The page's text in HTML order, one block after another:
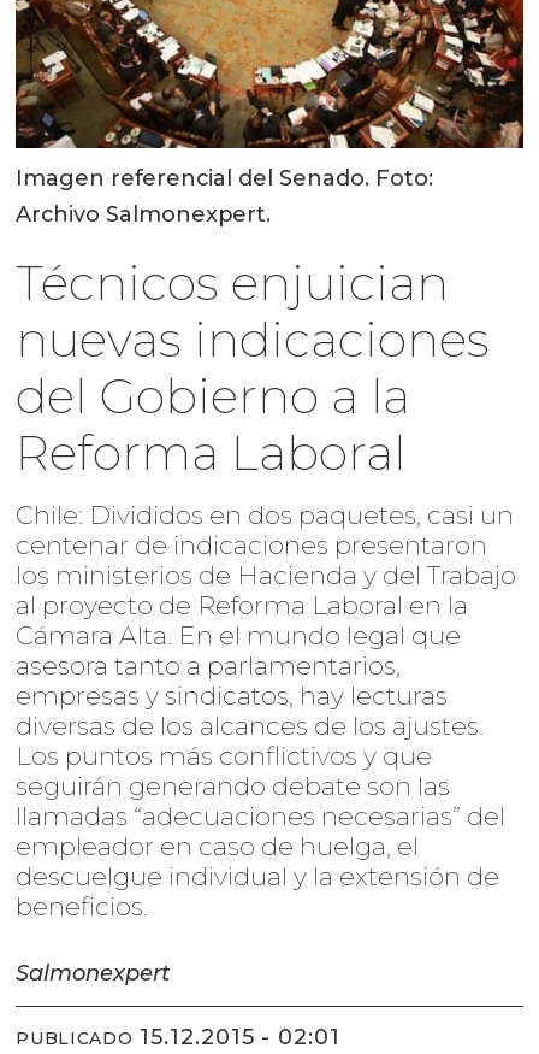
Imagen referencial del Senado. Foto:
Archivo Salmonexpert.
Técnicos enjuician
nuevas indicaciones
del Gobierno a la
Reforma Laboral
Chile: Divididos en dos paquetes, casi un
centenar de indicaciones presentaron
los ministerios de Hacienda y del Trabajo
al proyecto de Reforma Laboral en la
Cámara Alta. En el mundo legal que
asesora tanto a parlamentarios,
empresas y sindicatos, hay lecturas
diversas de los alcances de los ajustes.
Los puntos más conflictivos y que
seguirán generando debate son las
llamadas “adecuaciones necesarias” del
empleador en caso de huelga, el
descuelgue individual y la extensión de
beneficios.
Salmonexpert
PUBLICADO 15.12.2015 - 02:01